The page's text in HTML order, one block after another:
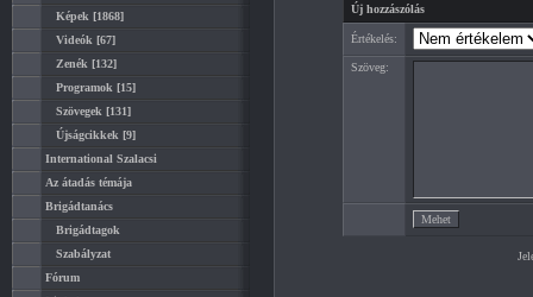
Képek [1868]
Videók [67]
Zenék [132]
Programok [15]
Szövegek [131]
Újságcikkek [9]
International Szalacsi
Az átadás témája
Brigádtanács
Brigádtagok
Szabályzat
Fórum
Új hozzászólás
Értékelés:
Szöveg: